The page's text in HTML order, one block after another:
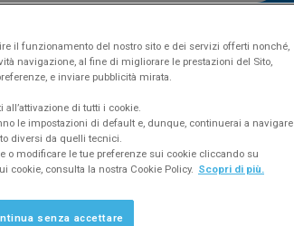
del magazzino?
il funzionamento del nostro sito e dei servizi offerti nonché,
navigazione, al fine di migliorare le prestazioni del Sito,
e inviare pubblicità mirata.
di tutti i cookie.
le impostazioni di default e, dunque, continuerai a navigare
diversi da quelli tecnici.
o modificare le tue preferenze sui cookie cliccando su
consulta la nostra Cookie Policy. Scopri di più.
senza accettare